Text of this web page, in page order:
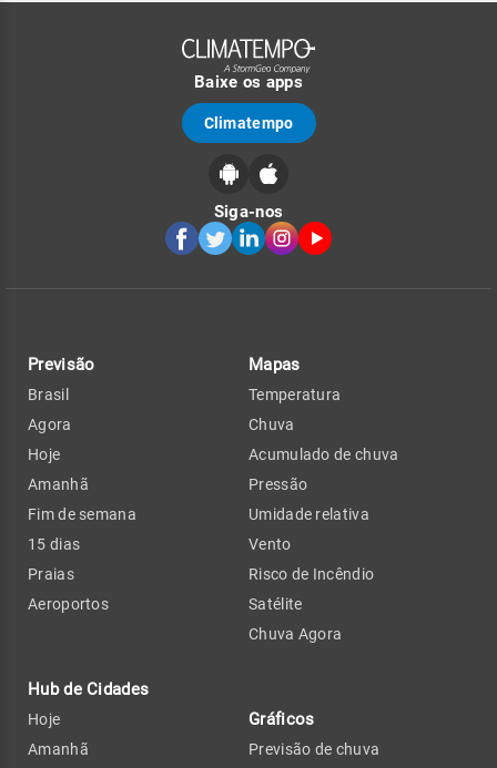
Baixe os apps
Climatempo
Siga-nos
Previsão
Brasil
Agora
Hoje
Amanhã
Fim de semana
15 dias
Praias
Aeroportos
Hub de Cidades
Hoje
Amanhã
Mapas
Temperatura
Chuva
Acumulado de chuva
Pressão
Umidade relativa
Vento
Risco de Incêndio
Satélite
Chuva Agora
Gráficos
Previsão de chuva